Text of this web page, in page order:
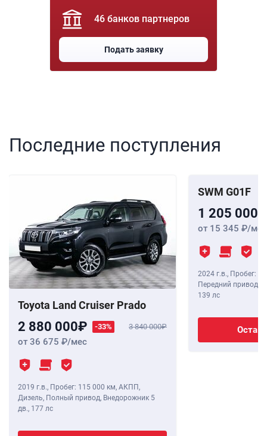
46 банков партнеров
Подать заявку
Последние поступления
Toyota Land Cruiser Prado
2 880 000 -33% 3 840 000
от 36 675 /мес
2019 г.в., Пробег: 115 000 км, АКПП,
Дизель, Полный привод, Внедорожник 5
дв., 177 лс
SWM G01F
1 205 000
от 15 345 /мес
2024 г.в., Пробег: 8
Передний привод,
139 лс